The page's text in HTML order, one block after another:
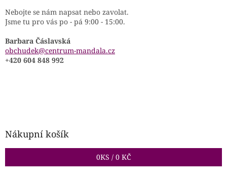
Nebojte se nám napsat nebo zavolat.
Jsme tu pro vás po - pá 9:00 - 15:00.
Barbara Čáslavská
obchudek@centrum-mandala.cz
+420 604 848 992
Nákupní košík
0KS / 0 KČ